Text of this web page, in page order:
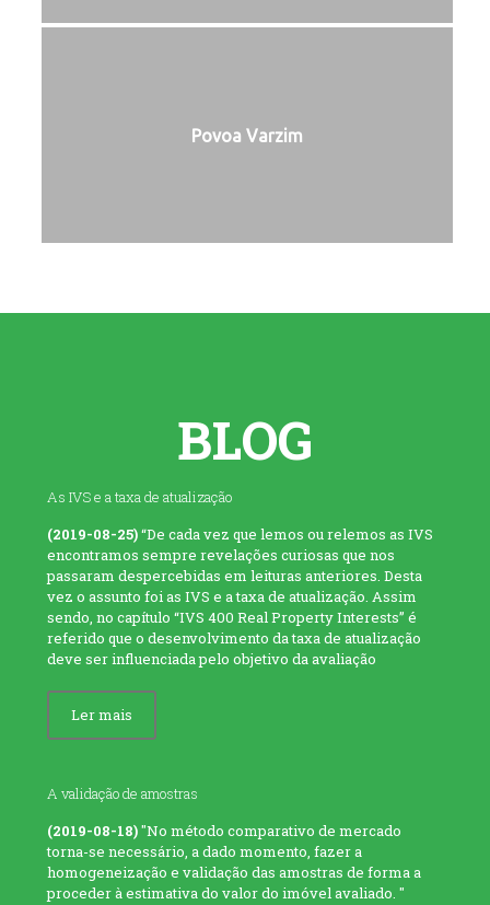
Povoa Varzim
BLOG
As IVS e a taxa de atualização
(2019-08-25)“De cada vez que lemos ou relemos as IVS
encontramos sempre revelações curiosas que nos
passaram despercebidas em leituras anteriores. Desta
vez o assunto foi as IVS e a taxa de atualização. Assim
sendo, no capítulo “IVS 400 Real Property Interests” é
referido que o desenvolvimento da taxa de atualização
deve ser influenciada pelo objetivo da avaliação
Ler mais
A validação de amostras
(2019-08-18)"No método comparativo de mercado
torna-se necessário, a dado momento, fazer a
homogeneização e validação das amostras de forma a
proceder à estimativa do valor do imóvel avaliado. "